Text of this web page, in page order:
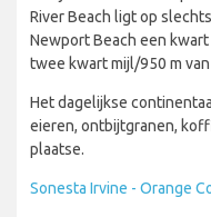
River Beach ligt op
Newport Beach een
twee kwart mijl/950 m
Het dagelijkse
eieren, ontbijtgranen,
plaatse.
Sonesta Irvine - Orange